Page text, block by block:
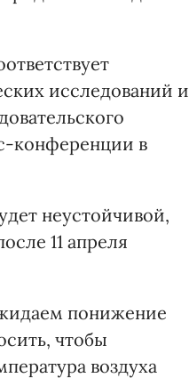
исследований и
конференции в
неустойчивой,
11 апреля
понижение
чтобы
воздуха